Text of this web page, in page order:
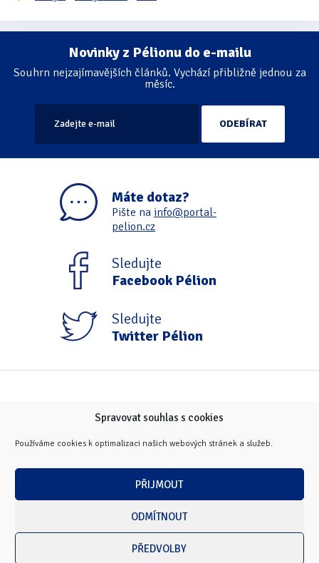
Spravovat souhlas s cookies
Používáme cookies k optimalizaci našich webových stránek a služeb.
PŘIJMOUT
ODMÍTNOUT
PŘEDVOLBY
Pracuji sluchem a hmatem
(566)
Pracuji zrakem(456)
Pracuji zrakem a sluchem(515)
Asistivní software(428)
Běžný software(284)
Tipy & triky(17)
Stránkování
Novinky z Pélionu do e-mailu
Souhrn nejzajímavějších článků. Vychází přibližně jednou za
měsíc.
Máte dotaz?
Pište na info@portal-
pelion.cz
Sledujte
Facebook Pélion
Sledujte
Twitter Pélion